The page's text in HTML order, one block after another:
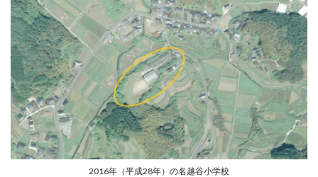
2016年（平成28年）の名越谷小学校